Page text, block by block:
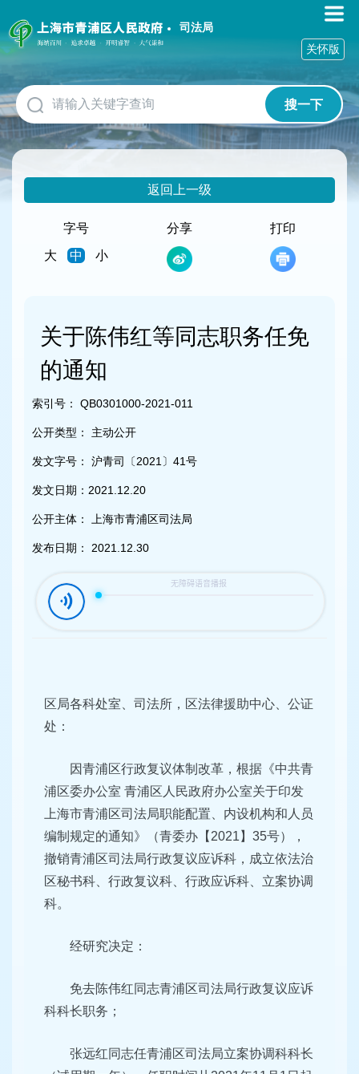
障
碍
作
说
明
跳
到
网
司法局
搜一下
关怀版
返回上一级
字号
大
中 小
分享 打印
关于陈伟红等同志职务任免
的通知
索引号： QB0301000-2021-011
公开类型： 主动公开
发文字号： 沪青司〔2021〕41号
发文日期： 2021.12.20
公开主体： 上海市青浦区司法局
发布日期： 2021.12.30
区局各科处室、司法所，区法律援助中心、公证
处：
因青浦区行政复议体制改革，根据《中共青
浦区委办公室 青浦区人民政府办公室关于印发
上海市青浦区司法局职能配置、内设机构和人员
编制规定的通知》（青委办【2021】35号），
撤销青浦区司法局行政复议应诉科，成立依法治
区秘书科、行政复议科、行政应诉科、立案协调
科。
经研究决定：
免去陈伟红同志青浦区司法局行政复议应诉
科科长职务；
张远红同志任青浦区司法局立案协调科科长